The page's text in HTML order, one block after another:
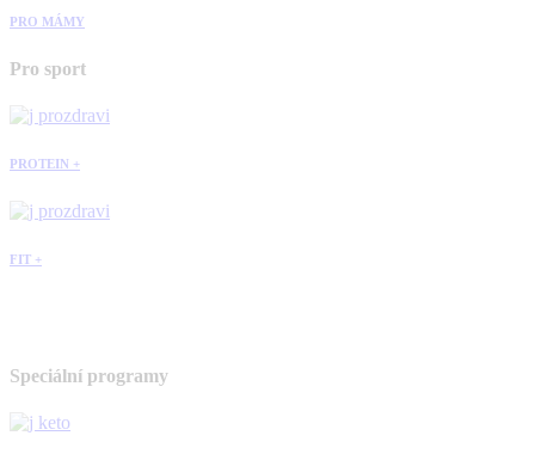
PRO MÁMY
Pro sport
PROTEIN +
FIT +
Speciální programy